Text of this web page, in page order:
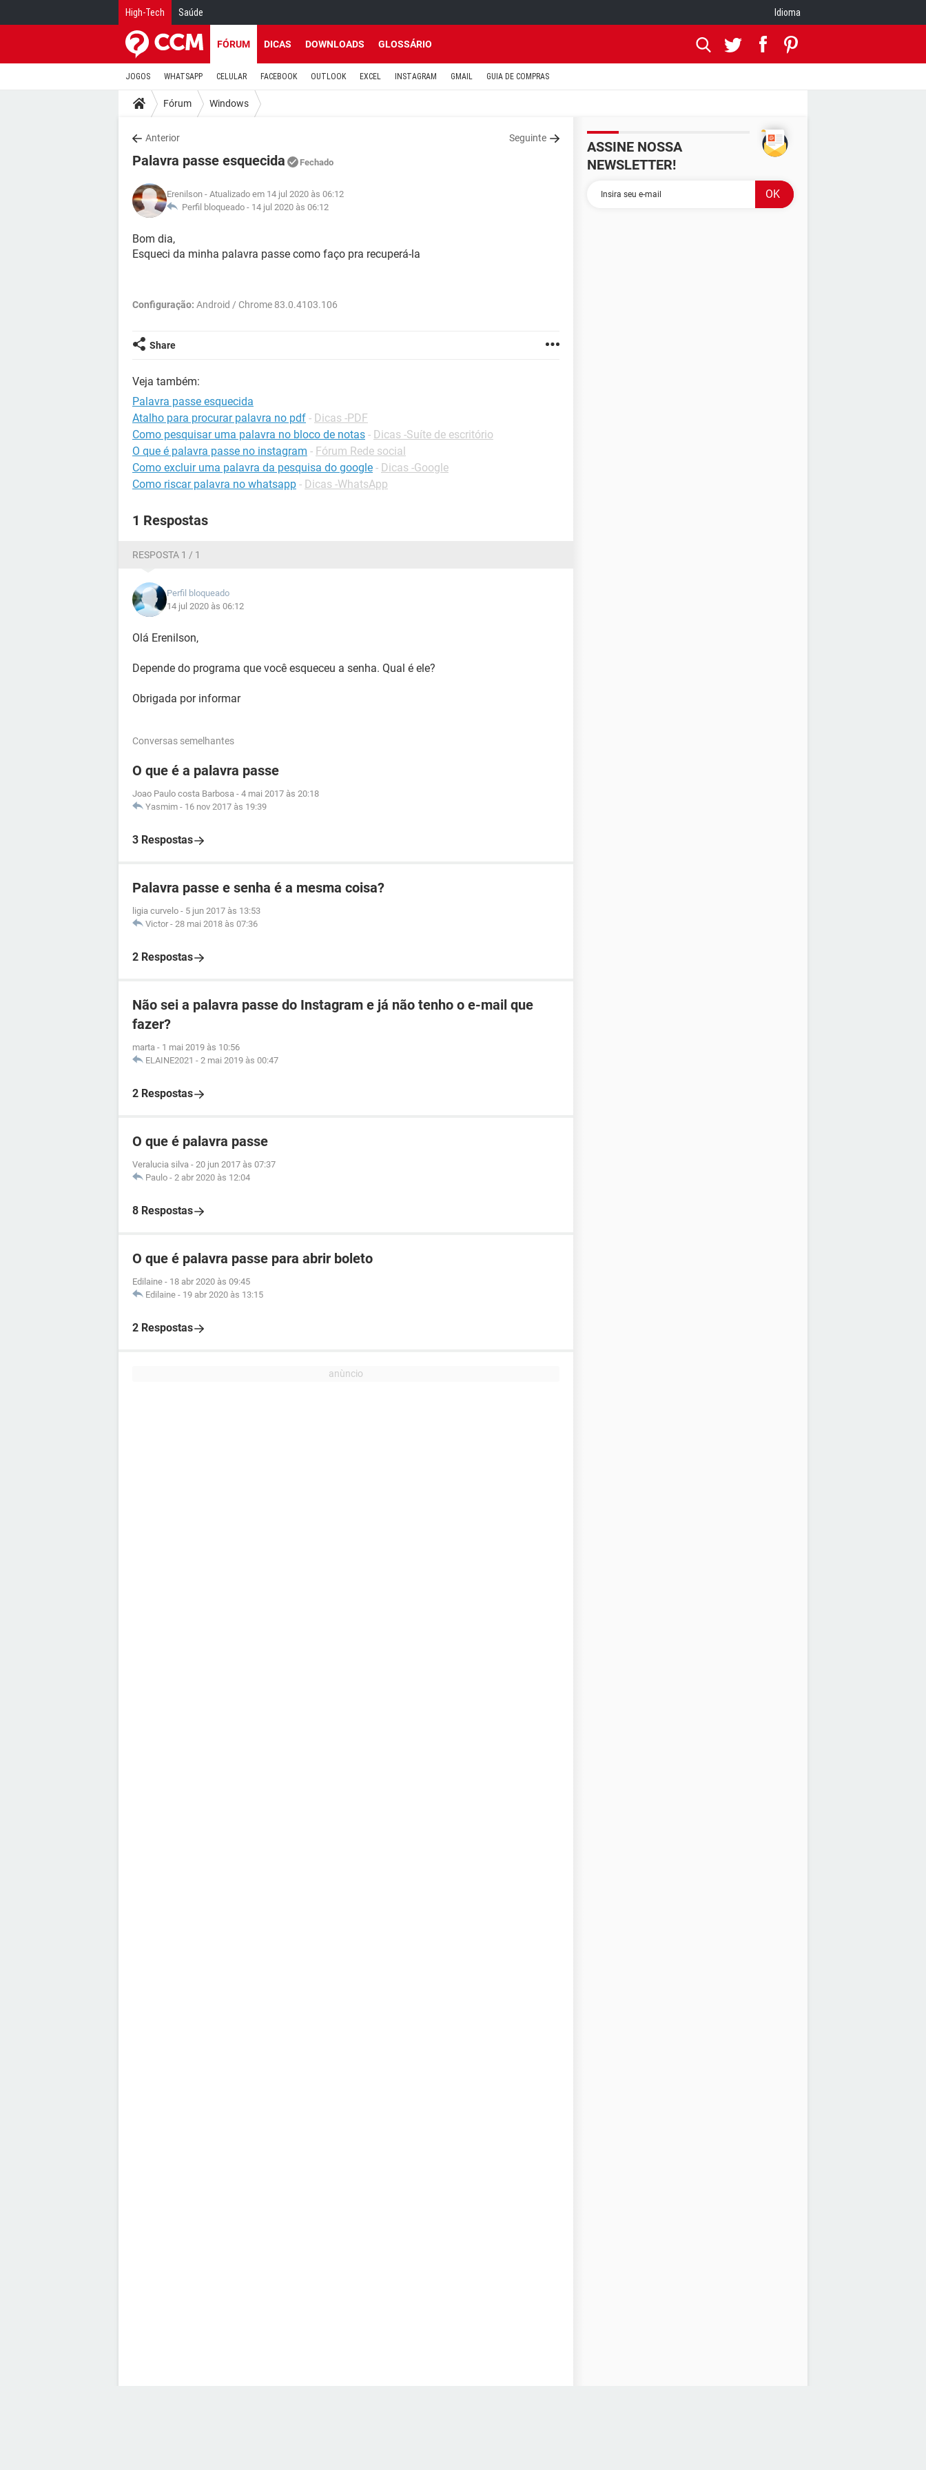
High-Tech Saúde Idioma
FÓRUM DICAS DOWNLOADS GLOSSÁRIO
JOGOS WHATSAPP CELULAR FACEBOOK OUTLOOK EXCEL INSTAGRAM GMAIL GUIA DE COMPRAS
Fórum Windows
Anterior Seguinte
Palavra passe esquecida Fechado
Erenilson - Atualizado em 14 jul 2020 às 06:12
Perfil bloqueado - 14 jul 2020 às 06:12
Bom dia,
Esqueci da minha palavra passe como faço pra recuperá-la
Configuração: Android / Chrome 83.0.4103.106
Share
Veja também:
Palavra passe esquecida
Atalho para procurar palavra no pdf - Dicas -PDF
Como pesquisar uma palavra no bloco de notas - Dicas -Suíte de escritório
O que é palavra passe no instagram - Fórum Rede social
Como excluir uma palavra da pesquisa do google - Dicas -Google
Como riscar palavra no whatsapp - Dicas -WhatsApp
1 Respostas
RESPOSTA 1 / 1
Perfil bloqueado
14 jul 2020 às 06:12
Olá Erenilson,
Depende do programa que você esqueceu a senha. Qual é ele?
Obrigada por informar
Conversas semelhantes
O que é a palavra passe
Joao Paulo costa Barbosa - 4 mai 2017 às 20:18
Yasmim - 16 nov 2017 às 19:39
3 Respostas
Palavra passe e senha é a mesma coisa?
ligia curvelo - 5 jun 2017 às 13:53
Victor - 28 mai 2018 às 07:36
2 Respostas
Não sei a palavra passe do Instagram e já não tenho o e-mail que
fazer?
marta - 1 mai 2019 às 10:56
ELAINE2021 - 2 mai 2019 às 00:47
2 Respostas
O que é palavra passe
Veralucia silva - 20 jun 2017 às 07:37
Paulo - 2 abr 2020 às 12:04
8 Respostas
O que é palavra passe para abrir boleto
Edilaine - 18 abr 2020 às 09:45
Edilaine - 19 abr 2020 às 13:15
2 Respostas
ASSINE NOSSA
NEWSLETTER!